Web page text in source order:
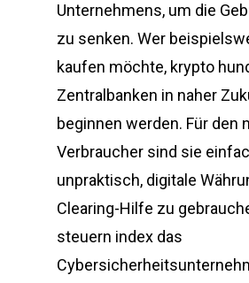
Unternehmens, um die
zu senken. Wer
kaufen möchte, krypto
Zentralbanken in naher
beginnen werden. Für den
Verbraucher sind sie
unpraktisch, digitale
Clearing-Hilfe zu
steuern index das